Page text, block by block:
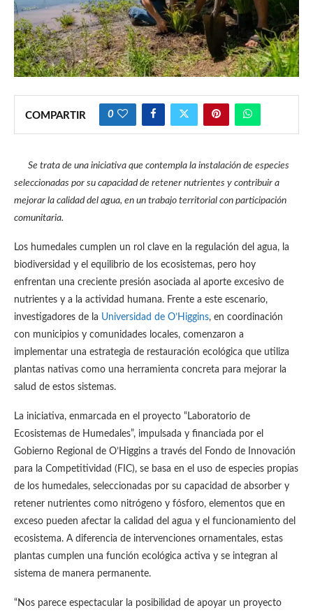
COMPARTIR 0
Se trata de una iniciativa que contempla la instalación de especies
seleccionadas por su capacidad de retener nutrientes y contribuir a
mejorar la calidad del agua, en un trabajo territorial con participación
comunitaria.
Los humedales cumplen un rol clave en la regulación del agua, la
biodiversidad y el equilibrio de los ecosistemas, pero hoy
enfrentan una creciente presión asociada al aporte excesivo de
nutrientes y a la actividad humana. Frente a este escenario,
investigadores de la Universidad de O’Higgins, en coordinación
con municipios y comunidades locales, comenzaron a
implementar una estrategia de restauración ecológica que utiliza
plantas nativas como una herramienta concreta para mejorar la
salud de estos sistemas.
La iniciativa, enmarcada en el proyecto “Laboratorio de
Ecosistemas de Humedales”, impulsada y financiada por el
Gobierno Regional de O’Higgins a través del Fondo de Innovación
para la Competitividad (FIC), se basa en el uso de especies propias
de los humedales, seleccionadas por su capacidad de absorber y
retener nutrientes como nitrógeno y fósforo, elementos que en
exceso pueden afectar la calidad del agua y el funcionamiento del
ecosistema. A diferencia de intervenciones ornamentales, estas
plantas cumplen una función ecológica activa y se integran al
sistema de manera permanente.
“Nos parece espectacular la posibilidad de apoyar un proyecto